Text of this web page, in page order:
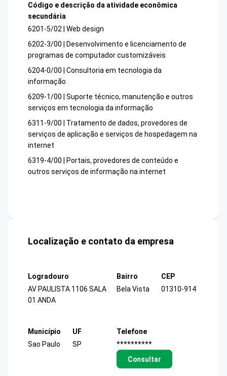
Código e descrição da atividade econômica
secundária
6201-5/02 | Web design
6202-3/00 | Desenvolvimento e licenciamento de
programas de computador customizáveis
6204-0/00 | Consultoria em tecnologia da
informação
6209-1/00 | Suporte técnico, manutenção e outros
serviços em tecnologia da informação
6311-9/00 | Tratamento de dados, provedores de
serviços de aplicação e serviços de hospedagem na
internet
6319-4/00 | Portais, provedores de conteúdo e
outros serviços de informação na internet
Localização e contato da empresa
Logradouro
AV PAULISTA 1106 SALA
01 ANDA
Bairro
Bela Vista
CEP
01310-914
Município
Sao Paulo
UF
SP
Telefone
**********
Consultar